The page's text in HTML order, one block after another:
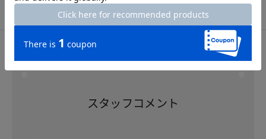
スタッフコメント
スタッフコメント